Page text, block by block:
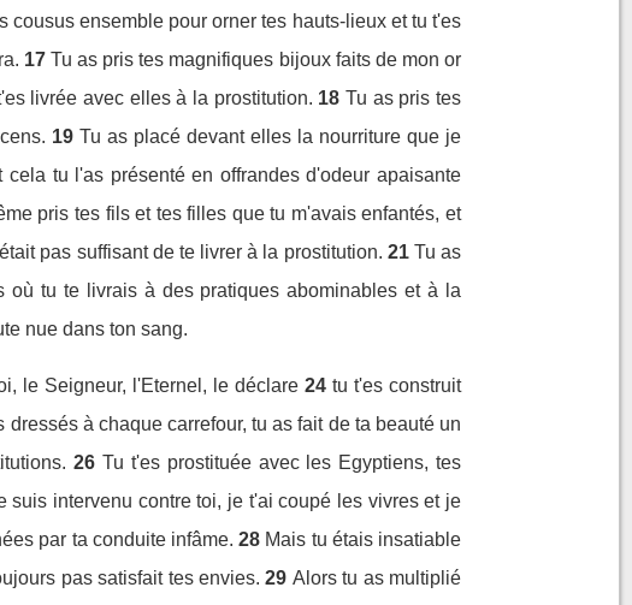
cousus ensemble pour orner tes hauts-lieux et tu t'es
17 Tu as pris tes magnifiques bijoux faits de mon or
livrée avec elles à la prostitution. 18 Tu as pris tes
19 Tu as placé devant elles la nourriture que je
tu l'as présenté en offrandes d'odeur apaisante
pris tes fils et tes filles que tu m'avais enfantés, et
pas suffisant de te livrer à la prostitution. 21 Tu as
où tu te livrais à des pratiques abominables et à la
nue dans ton sang.
le Seigneur, l'Eternel, le déclare 24 tu t'es construit
dressés à chaque carrefour, tu as fait de ta beauté un
26 Tu t'es prostituée avec les Egyptiens, tes
suis intervenu contre toi, je t'ai coupé les vivres et je
par ta conduite infâme. 28 Mais tu étais insatiable
pas satisfait tes envies. 29 Alors tu as multiplié